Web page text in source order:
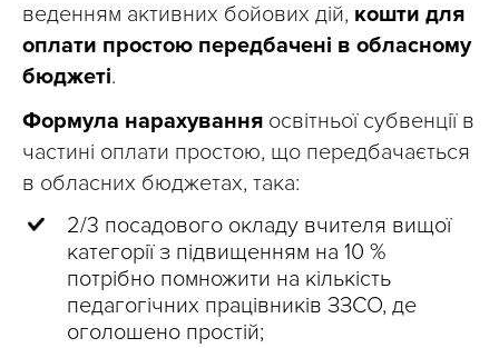
веденням активних бойових дій, кошти для
оплати простою передбачені в обласному
бюджеті.
Формула нарахування освітньої субвенції в
частині оплати простою, що передбачається
в обласних бюджетах, така:
2/3 посадового окладу вчителя вищої
категорії з підвищенням на 10 %
потрібно помножити на кількість
педагогічних працівників ЗЗСО, де
оголошено простій;